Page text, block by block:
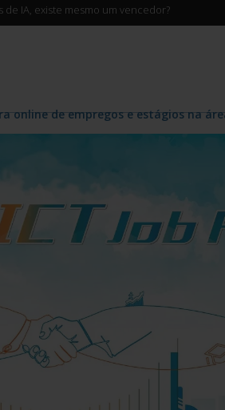
de IA, existe mesmo um vencedor?
online de empregos e estágios na